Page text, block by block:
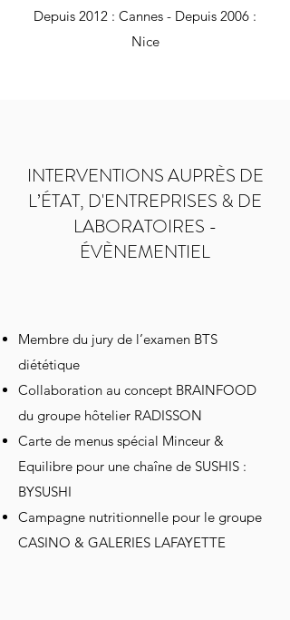
Depuis 2012 : Cannes - Depuis 2006 :
Nice
INTERVENTIONS AUPRÈS DE
L’ÉTAT, D'ENTREPRISES & DE
LABORATOIRES -
ÉVÈNEMENTIEL
Membre du jury de l’examen BTS
diététique
Collaboration au concept BRAINFOOD
du groupe hôtelier RADISSON
Carte de menus spécial Minceur &
Equilibre pour une chaîne de SUSHIS :
BYSUSHI
Campagne nutritionnelle pour le groupe
CASINO & GALERIES LAFAYETTE